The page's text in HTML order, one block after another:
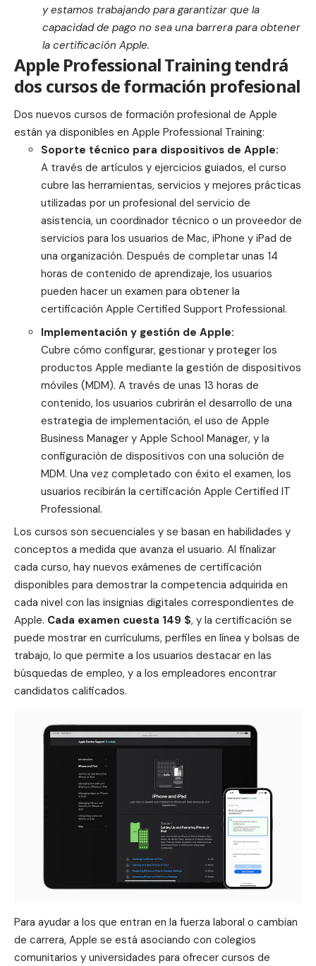
y estamos trabajando para garantizar que la
capacidad de pago no sea una barrera para obtener
la certificación Apple.
Apple Professional Training tendrá
dos cursos de formación profesional
Dos nuevos cursos de formación profesional de Apple
están ya disponibles en Apple Professional Training:
Soporte técnico para dispositivos de Apple:
A través de artículos y ejercicios guiados, el curso
cubre las herramientas, servicios y mejores prácticas
utilizadas por un profesional del servicio de
asistencia, un coordinador técnico o un proveedor de
servicios para los usuarios de Mac, iPhone y iPad de
una organización. Después de completar unas 14
horas de contenido de aprendizaje, los usuarios
pueden hacer un examen para obtener la
certificación Apple Certified Support Professional.
Implementación y gestión de Apple:
Cubre cómo configurar, gestionar y proteger los
productos Apple mediante la gestión de dispositivos
móviles (MDM). A través de unas 13 horas de
contenido, los usuarios cubrirán el desarrollo de una
estrategia de implementación, el uso de Apple
Business Manager y Apple School Manager, y la
configuración de dispositivos con una solución de
MDM. Una vez completado con éxito el examen, los
usuarios recibirán la certificación Apple Certified IT
Professional.
Los cursos son secuenciales y se basan en habilidades y
conceptos a medida que avanza el usuario. Al finalizar
cada curso, hay nuevos exámenes de certificación
disponibles para demostrar la competencia adquirida en
cada nivel con las insignias digitales correspondientes de
Apple. Cada examen cuesta 149 $, y la certificación se
puede mostrar en currículums, perfiles en línea y bolsas de
trabajo, lo que permite a los usuarios destacar en las
búsquedas de empleo, y a los empleadores encontrar
candidatos calificados.
Para ayudar a los que entran en la fuerza laboral o cambian
de carrera, Apple se está asociando con colegios
comunitarios y universidades para ofrecer cursos de